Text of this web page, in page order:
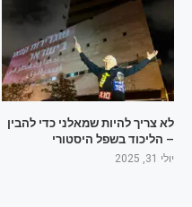
לא צריך להיות שמאלני כדי להבין
– הליכוד בשפל היסטורי
יולי 31, 2025